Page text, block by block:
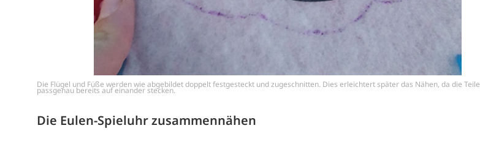
Die Flügel und Füße werden wie abgebildet doppelt festgesteckt und zugeschnitten. Dies erleichtert später das Nähen, da die Teile
passgenau bereits auf einander stecken.
Die Eulen-Spieluhr zusammennähen